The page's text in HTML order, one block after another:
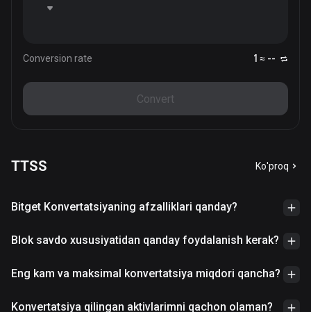
Conversion rate 1 ≈ --
Convert
TTSS Ko'proq
Bitget Konvertatsiyaning afzalliklari qanday?
Blok savdo xususiyatidan qanday foydalanish kerak?
Eng kam va maksimal konvertatsiya miqdori qancha?
Konvertatsiya qilingan aktivlarimni qachon olaman?